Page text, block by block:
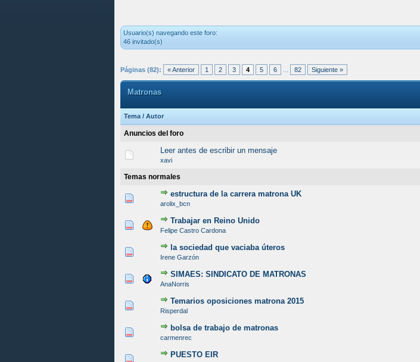
Usuario(s) navegando este foro:
46 invitado(s)
Páginas (82): « Anterior 1 2 3 4 5 6 82 Siguiente »
Matronas
Tema /Autor
Anuncios del foro
Leer antes de escribir un mensaje
xavi
Temas normales
estructura de la carrera matrona UK
arolix_bcn
0 voto(s) - Media 0 de 5
1 23 45
Trabajar en Reino Unido
Felipe Castro Cardona
1 voto(s) - Media 5 de 5
12345
la sociedad que vaciaba úteros
Irene Garzón
1 voto(s) - Media 5 de 5
12345
SIMAES: SINDICATO DE MATRONAS
AnaNorris
0 voto(s) - Media 0 de 5
12345
Temarios oposiciones matrona 2015
Risperdal
0 voto(s) - Media 0 de 5
12345
bolsa de trabajo de matronas
carmenrec
0 voto(s) - Media 0 de 5
12345
PUESTO EIR
0 voto(s) - Media 0 de 5
1